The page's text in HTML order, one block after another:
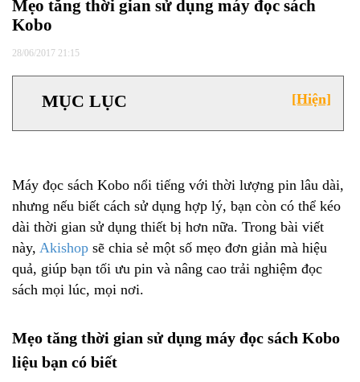
Mẹo tăng thời gian sử dụng máy đọc sách
Kobo
28/06/2017 21:15
[Hiện]
MỤC LỤC
Máy đọc sách Kobo nổi tiếng với thời lượng pin lâu dài,
nhưng nếu biết cách sử dụng hợp lý, bạn còn có thể kéo
dài thời gian sử dụng thiết bị hơn nữa. Trong bài viết
này, Akishop sẽ chia sẻ một số mẹo đơn giản mà hiệu
quả, giúp bạn tối ưu pin và nâng cao trải nghiệm đọc
sách mọi lúc, mọi nơi.
Mẹo tăng thời gian sử dụng máy đọc sách Kobo
liệu bạn có biết